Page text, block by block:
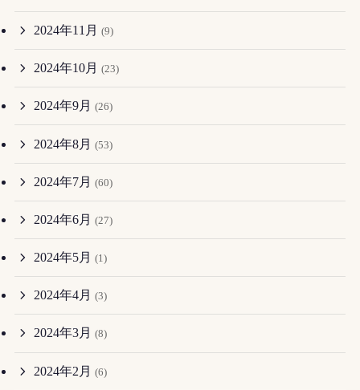
2024年11月 (9)
2024年10月 (23)
2024年9月 (26)
2024年8月 (53)
2024年7月 (60)
2024年6月 (27)
2024年5月 (1)
2024年4月 (3)
2024年3月 (8)
2024年2月 (6)